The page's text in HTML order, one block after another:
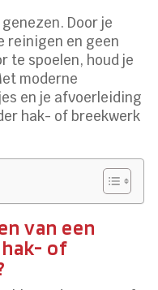
Door je
reinigen en geen
te spoelen, houd je
moderne
en je afvoerleiding
hak- of breekwerk
van een
of